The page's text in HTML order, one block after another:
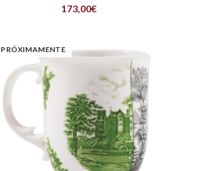
173,00€
PRÓXIMAMENTE